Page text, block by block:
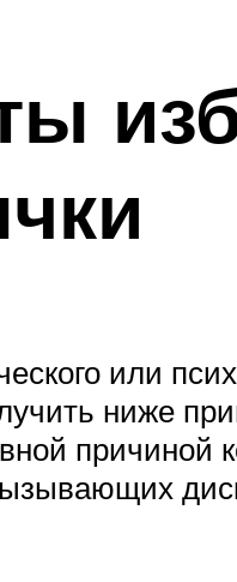
или
ниже
причиной